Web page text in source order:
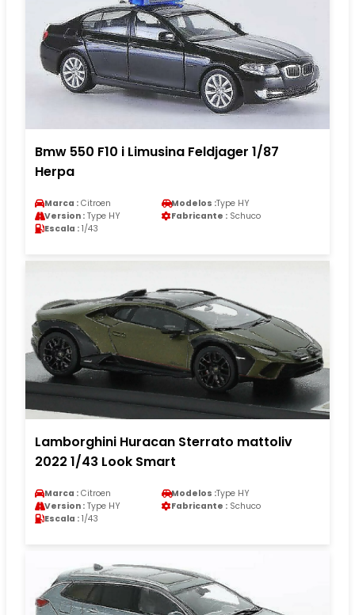
Bmw 550 F10 i Limusina Feldjager 1/87
Herpa
Marca : Citroen Modelos :Type HY
Version : Type HY Fabricante : Schuco
Escala : 1/43
Lamborghini Huracan Sterrato mattoliv
2022 1/43 Look Smart
Marca : Citroen Modelos :Type HY
Version : Type HY Fabricante : Schuco
Escala : 1/43